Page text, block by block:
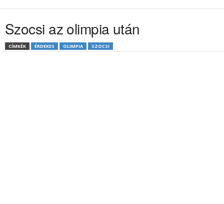
Szocsi az olimpia után
CÍMKÉK ÉRDEKES OLIMPIA SZOCSI